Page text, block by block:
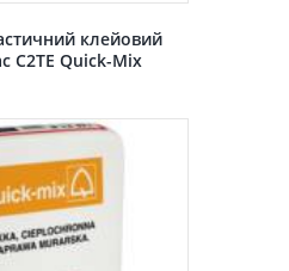
клейовий
C2TE Quick-Mix